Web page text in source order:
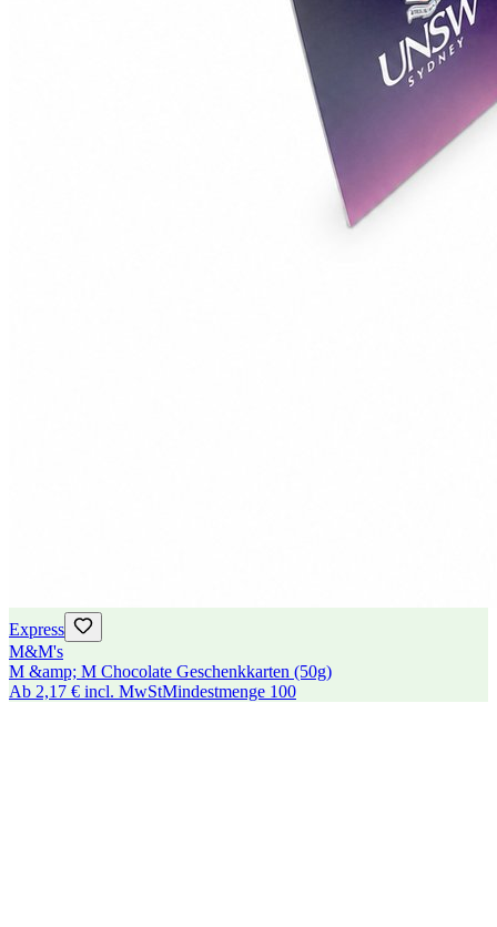
Express
M&M's
M &amp; M Chocolate Geschenkkarten (50g)
Ab 2,17 € incl. MwStMindestmenge 100